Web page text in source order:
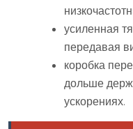
усиленная
передавая
коробка
дольше
ускорениях.